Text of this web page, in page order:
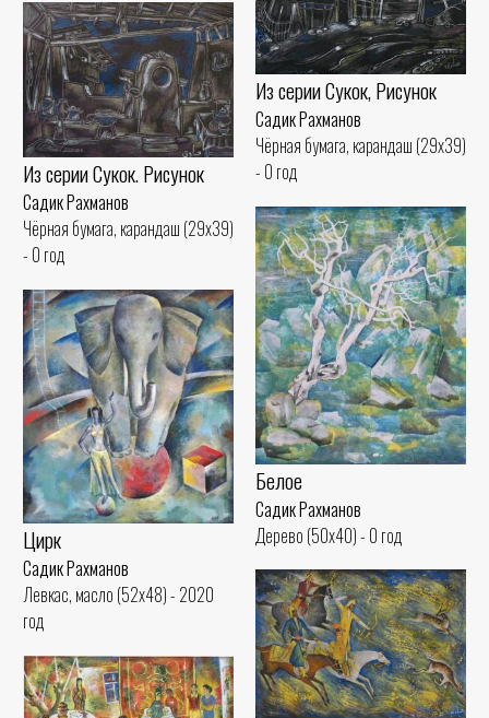
Из серии Сукок, Рисунок
Садик Рахманов
Чёрная бумага, карандаш (29x39)
- 0 год
Из серии Сукок. Рисунок
Садик Рахманов
Чёрная бумага, карандаш (29x39)
- 0 год
Белое
Садик Рахманов
Дерево (50x40) - 0 год
Цирк
Садик Рахманов
Левкас, масло (52x48) - 2020
год